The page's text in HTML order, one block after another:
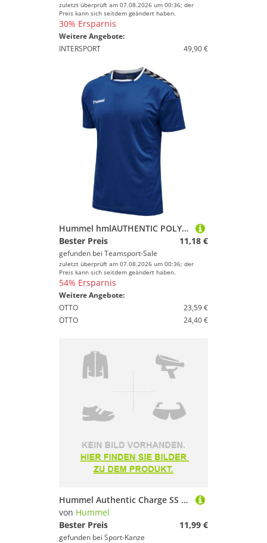
zuletzt überprüft am 07.08.2026 um 00:36; der
Preis kann sich seitdem geändert haben.
30% Ersparnis
Weitere Angebote:
INTERSPORT
49,90 €
Hummel hmlAUTHENTIC POLY JERSEY S/S - TRUE BLUE - S
Bester Preis
11,18 €
gefunden bei Teamsport-Sale
zuletzt überprüft am 07.08.2026 um 00:36; der
Preis kann sich seitdem geändert haben.
54% Ersparnis
Weitere Angebote:
OTTO
23,59 €
OTTO
24,40 €
Hummel Authentic Charge SS Poly T-Shirt Kurzarm OMBRE...
von Hummel
Bester Preis
11,99 €
gefunden bei Sport-Kanze